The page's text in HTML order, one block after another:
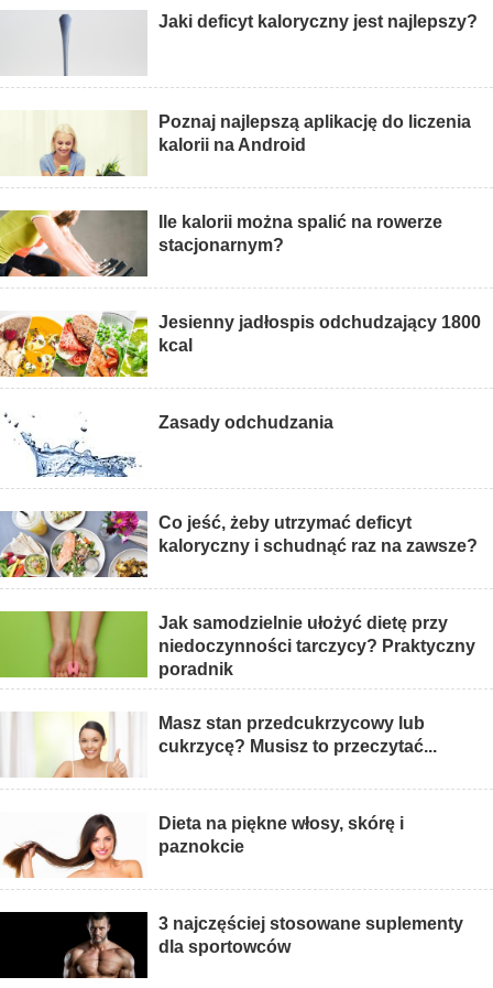
Jaki deficyt kaloryczny jest najlepszy?
Poznaj najlepszą aplikację do liczenia
kalorii na Android
Ile kalorii można spalić na rowerze
stacjonarnym?
Jesienny jadłospis odchudzający 1800
kcal
Zasady odchudzania
Co jeść, żeby utrzymać deficyt
kaloryczny i schudnąć raz na zawsze?
Jak samodzielnie ułożyć dietę przy
niedoczynności tarczycy? Praktyczny
poradnik
Masz stan przedcukrzycowy lub
cukrzycę? Musisz to przeczytać...
Dieta na piękne włosy, skórę i
paznokcie
3 najczęściej stosowane suplementy
dla sportowców